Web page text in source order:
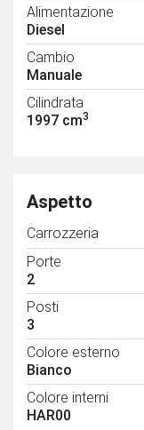
Alimentazione
Diesel
Cambio
Manuale
Cilindrata
1997 cm3
Aspetto
Carrozzeria
Porte
2
Posti
3
Colore esterno
Bianco
Colore interni
HAR00